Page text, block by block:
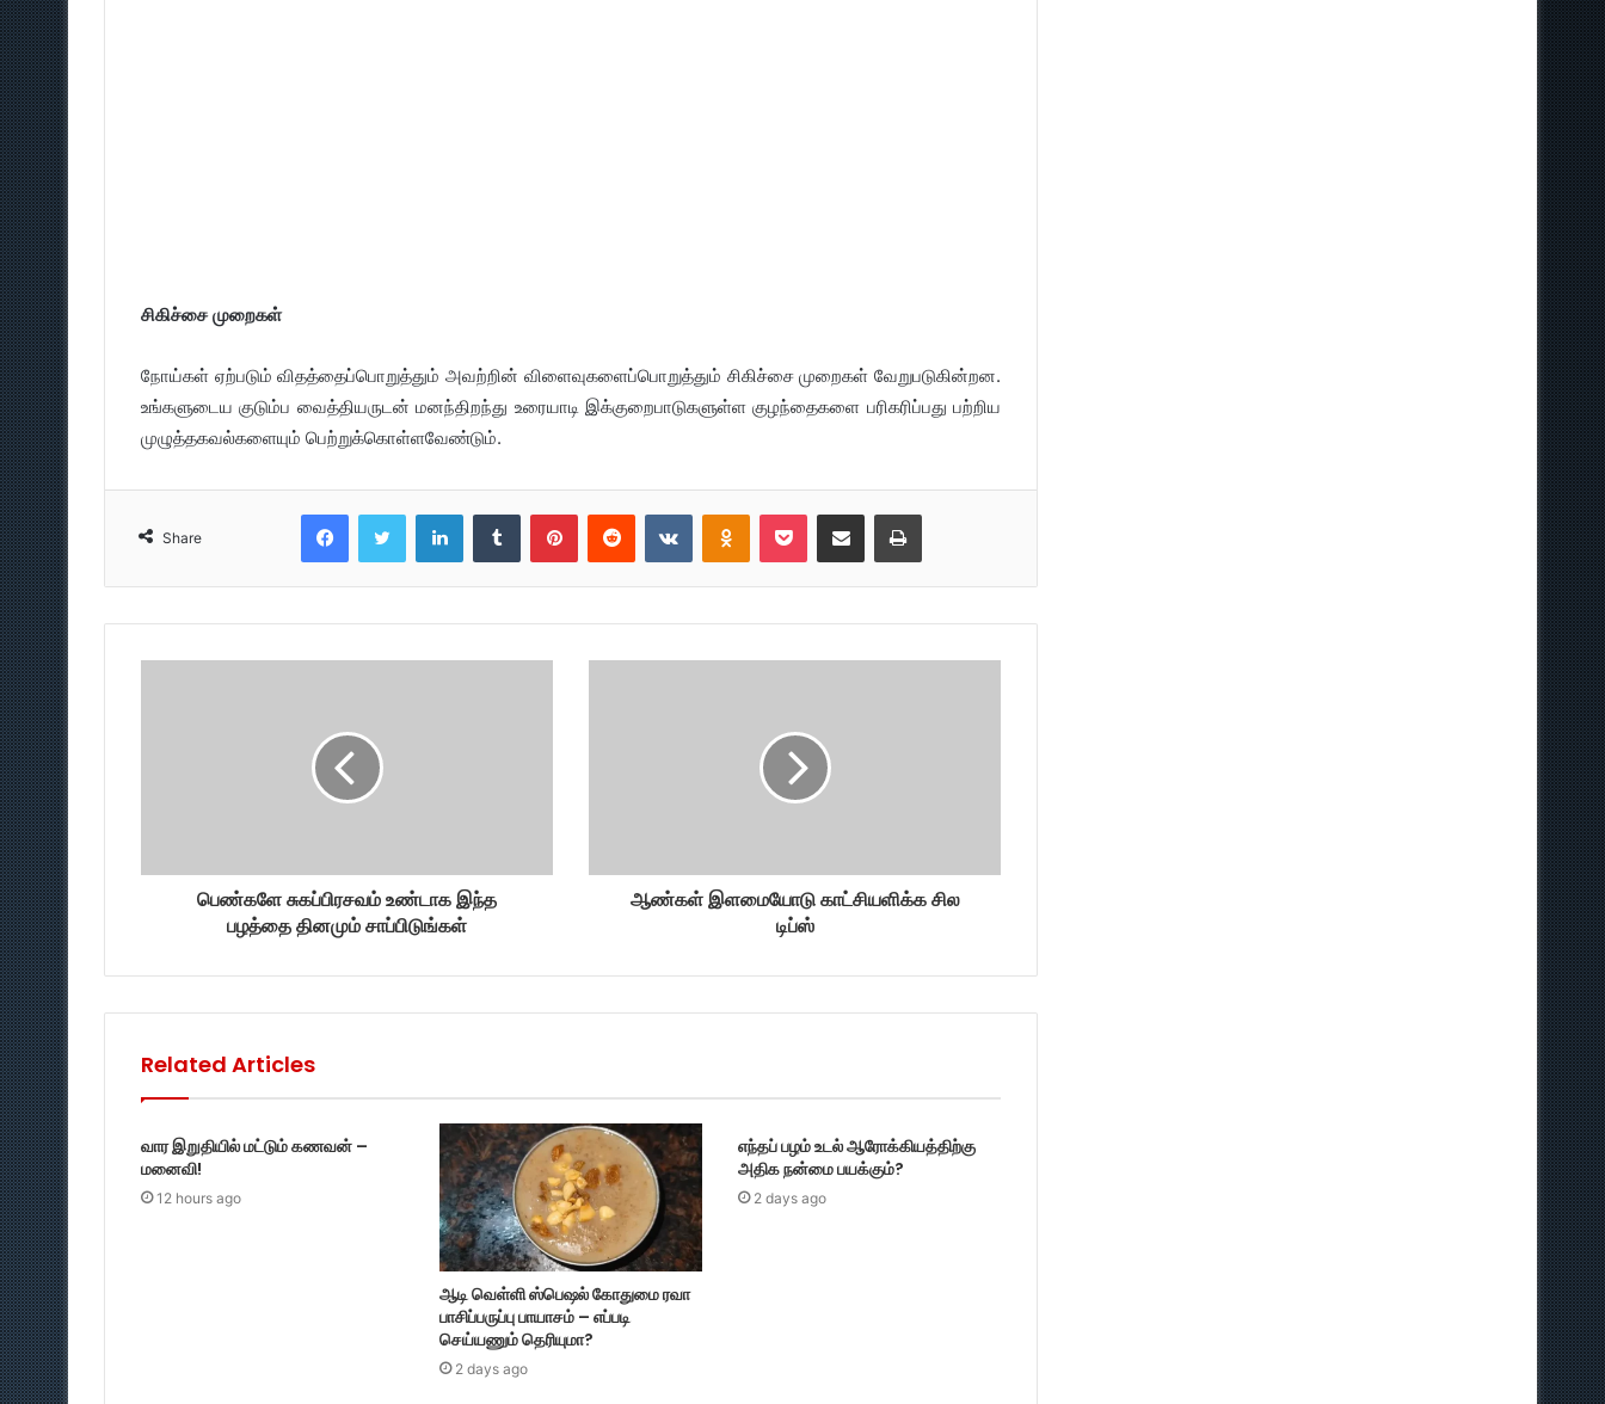
சிகிச்சை முறைகள்
நோய்கள் ஏற்படும் விதத்தைப்பொறுத்தும் அவற்றின் விளைவுகளைப்பொறுத்தும் சிகிச்சை முறைகள் வேறுபடுகின்றன.
உங்களுடைய குடும்ப வைத்தியருடன் மனந்திறந்து உரையாடி இக்குறைபாடுகளுள்ள குழந்தைகளை பரிகரிப்பது பற்றிய
முழுத்தகவல்களையும் பெற்றுக்கொள்ளவேண்டும்.
Share
FacebookTwitter LinkedInTumblr PinterestReddit VKontakteOdnoklassniki
Pocket Share via Email Print
பெண்களே சுகப்பிரசவம் உண்டாக இந்த
பழத்தை தினமும் சாப்பிடுங்கள்
ஆண்கள் இளமையோடு காட்சியளிக்க சில
டிப்ஸ்
Related Articles
வார இறுதியில் மட்டும் கணவன் –
மனைவி!
12 hours ago
ஆடி வெள்ளி ஸ்பெஷல் கோதுமை ரவா
பாசிப்பருப்பு பாயாசம் – எப்படி
செய்யணும் தெரியுமா?
2 days ago
எந்தப் பழம் உடல் ஆரோக்கியத்திற்கு
அதிக நன்மை பயக்கும்?
2 days ago